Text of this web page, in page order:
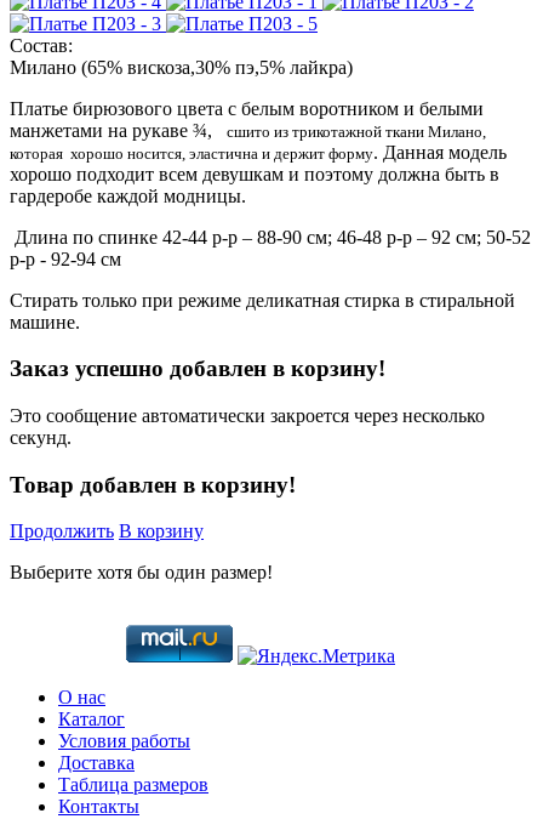
Состав:
Милано (65% вискоза,30% пэ,5% лайкра)
Платье бирюзового цвета с белым воротником и белыми
манжетами на рукаве ¾, сшито из трикотажной ткани Милано,
которая хорошо носится, эластична и держит форму. Данная модель
хорошо подходит всем девушкам и поэтому должна быть в
гардеробе каждой модницы.
Длина по спинке 42-44 р-р – 88-90 см; 46-48 р-р – 92 см; 50-52
р-р - 92-94 см
Стирать только при режиме деликатная стирка в стиральной
машине.
Заказ успешно добавлен в корзину!
Это сообщение автоматически закроется через несколько
секунд.
Товар добавлен в корзину!
Продолжить В корзину
Выберите хотя бы один размер!
О нас
Каталог
Условия работы
Доставка
Таблица размеров
Контакты